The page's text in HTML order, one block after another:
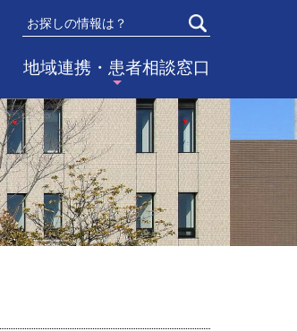
地域連携・患者相談窓口